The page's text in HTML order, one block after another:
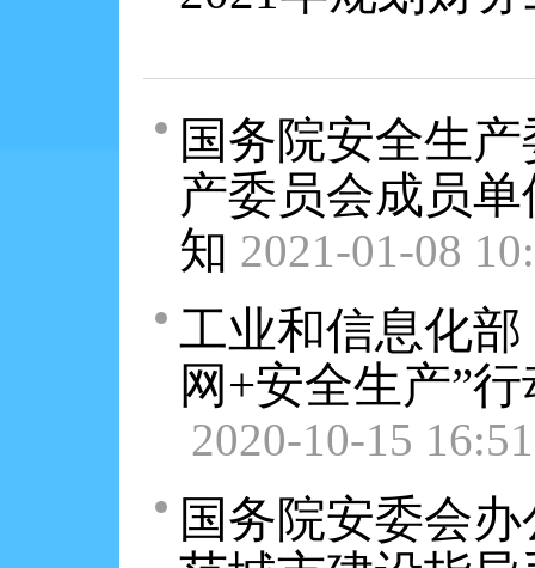
国务院安全生
产委员会成员
知 2021-01-08
工业和信息化
网+安全生产”
2020-10-15 16:51
国务院安委会